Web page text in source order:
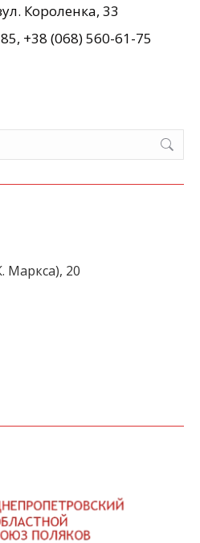
Короленка, 33
+38 (068) 560-61-75
Маркса), 20